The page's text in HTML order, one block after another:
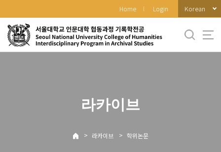
로
메
Home Login Korean
라카이브
> 라카이브 > 학위논문